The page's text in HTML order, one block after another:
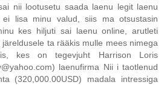
nii lootusetu saada laenu legit laenu
lisa minu valud, siis ma otsustasin
kes hiljuti sai laenu online, arutleti
ta rääkis mulle mees nimega
kes on tegevjuht Harrison Loris
laenufirma Nii i taotlenud
(320,000.00USD) madala intressiga